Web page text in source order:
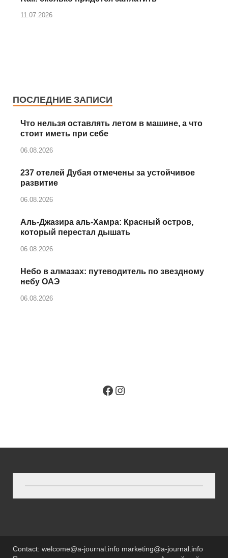
11.07.2026
ПОСЛЕДНИЕ ЗАПИСИ
Что нельзя оставлять летом в машине, а что
стоит иметь при себе
06.08.2026
237 отелей Дубая отмечены за устойчивое
развитие
06.08.2026
Аль‑Джазира аль‑Хамра: Красный остров,
который перестал дышать
06.08.2026
Небо в алмазах: путеводитель по звездному
небу ОАЭ
06.08.2026
Contact: welcome@a-journal.info marketing@a-journal.info